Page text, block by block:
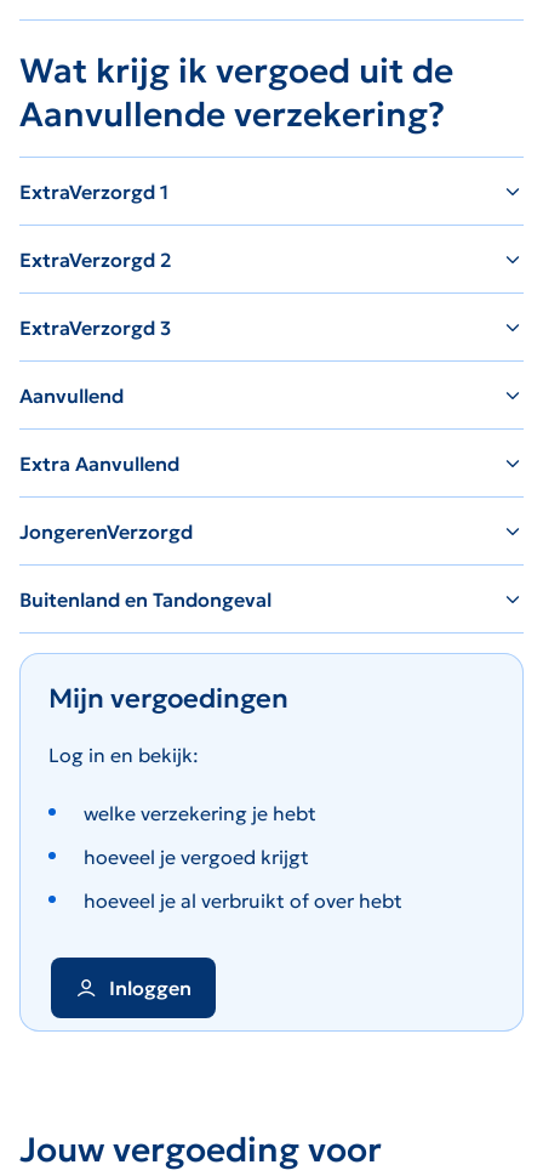
Wat krijg ik vergoed uit de
Aanvullende verzekering?
ExtraVerzorgd 1
ExtraVerzorgd 2
ExtraVerzorgd 3
Aanvullend
Extra Aanvullend
JongerenVerzorgd
Buitenland en Tandongeval
Mijn vergoedingen
Log in en bekijk:
welke verzekering je hebt
hoeveel je vergoed krijgt
hoeveel je al verbruikt of over hebt
Inloggen
Jouw vergoeding voor